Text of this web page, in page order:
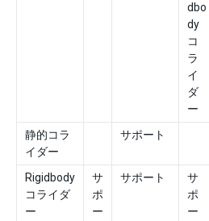
dbo
dy
コ
ラ
イ
ダ
ー
静的コラ
イダー
サポート
Rigidbody
コライダ
ー
サ
ポ
ー
サポート
サ
ポ
ー